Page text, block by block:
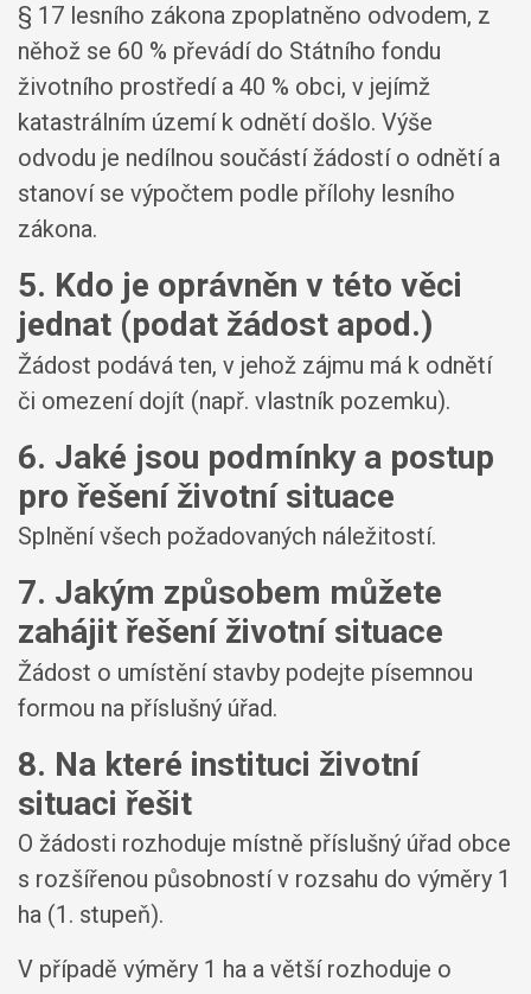
§ 17 lesního zákona zpoplatněno odvodem, z
něhož se 60 % převádí do Státního fondu
životního prostředí a 40 % obci, v jejímž
katastrálním území k odnětí došlo. Výše
odvodu je nedílnou součástí žádostí o odnětí a
stanoví se výpočtem podle přílohy lesního
zákona.
5. Kdo je oprávněn v této věci
jednat (podat žádost apod.)
Žádost podává ten, v jehož zájmu má k odnětí
či omezení dojít (např. vlastník pozemku).
6. Jaké jsou podmínky a postup
pro řešení životní situace
Splnění všech požadovaných náležitostí.
7. Jakým způsobem můžete
zahájit řešení životní situace
Žádost o umístění stavby podejte písemnou
formou na příslušný úřad.
8. Na které instituci životní
situaci řešit
O žádosti rozhoduje místně příslušný úřad obce
s rozšířenou působností v rozsahu do výměry 1
ha (1. stupeň).
V případě výměry 1 ha a větší rozhoduje o